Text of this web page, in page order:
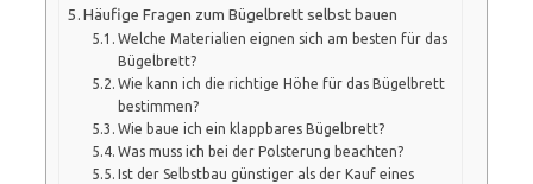
Häufige Fragen zum Bügelbrett selbst bauen
Welche Materialien eignen sich am besten für das
Bügelbrett?
Wie kann ich die richtige Höhe für das Bügelbrett
bestimmen?
Wie baue ich ein klappbares Bügelbrett?
Was muss ich bei der Polsterung beachten?
Ist der Selbstbau günstiger als der Kauf eines